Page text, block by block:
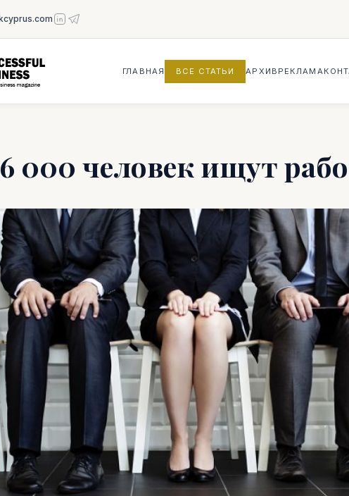
ГЛАВНАЯ ВСЕ СТАТЬИ АРХИВ РЕКЛАМА
000 человек ищут